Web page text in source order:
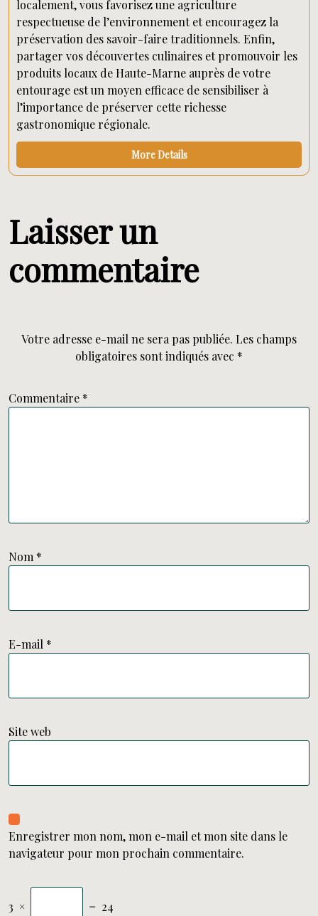
localement, vous favorisez une agriculture
respectueuse de l’environnement et encouragez la
préservation des savoir-faire traditionnels. Enfin,
partager vos découvertes culinaires et promouvoir les
produits locaux de Haute-Marne auprès de votre
entourage est un moyen efficace de sensibiliser à
l’importance de préserver cette richesse
gastronomique régionale.
More Details
Laisser un
commentaire
Votre adresse e-mail ne sera pas publiée. Les champs
obligatoires sont indiqués avec *
Commentaire *
Nom *
E-mail *
Site web
Enregistrer mon nom, mon e-mail et mon site dans le
navigateur pour mon prochain commentaire.
3 × = 24